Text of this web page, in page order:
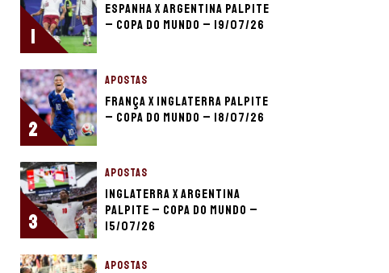
1
Espanha x Argentina palpite
– Copa do Mundo – 19/07/26
2
APOSTAS
França x Inglaterra palpite
– Copa do Mundo – 18/07/26
3
APOSTAS
Inglaterra x Argentina
palpite – Copa do Mundo –
15/07/26
APOSTAS